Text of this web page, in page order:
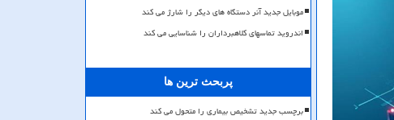
موبایل جدید آنر دستگاه های دیگر را شارژ می کند
اندروید تماسهای کلاهبرداران را شناسایی می کند
پربحث ترین ها
برچسب جدید تشخیص بیماری را متحول می کند